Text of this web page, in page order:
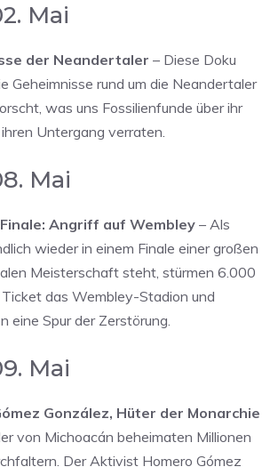
Mai
der Neandertaler – Diese Doku
Geheimnisse rund um die Neandertaler
was uns Fossilienfunde über ihr
Untergang verraten.
Mai
Angriff auf Wembley – Als
wieder in einem Finale einer großen
Meisterschaft steht, stürmen 6.000
das Wembley-Stadion und
eine Spur der Zerstörung.
Mai
González, Hüter der Monarchie
von Michoacán beheimaten Millionen
Der Aktivist Homero Gómez